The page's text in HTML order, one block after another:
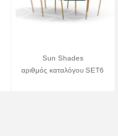
Sun Shades
αριθμός καταλόγου SET6